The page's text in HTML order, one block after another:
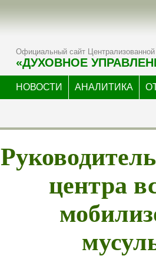
Официальный сайт Централизованной
«ДУХОВНОЕ
НОВОСТИ АНАЛИТИКА
центра